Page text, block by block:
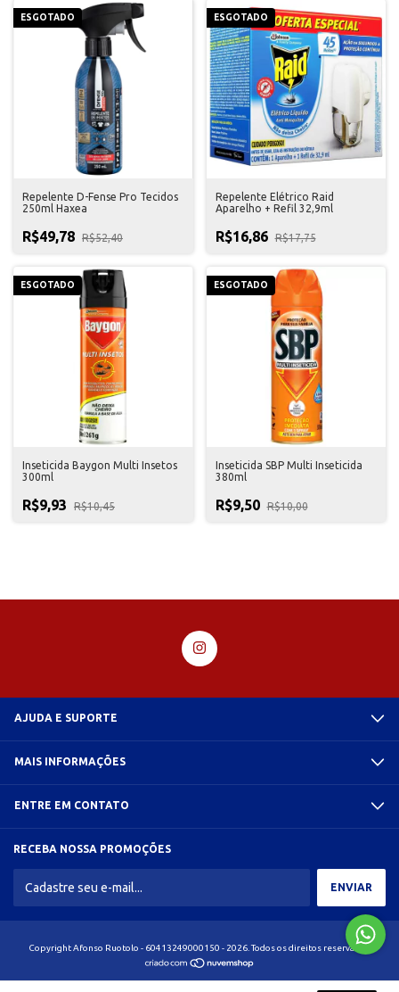
ESGOTADO
Repelente D-Fense Pro Tecidos
250ml Haxea
R$49,78 R$52,40
ESGOTADO
Repelente Elétrico Raid
Aparelho + Refil 32,9ml
R$16,86 R$17,75
ESGOTADO
Inseticida Baygon Multi Insetos
300ml
R$9,93 R$10,45
ESGOTADO
Inseticida SBP Multi Inseticida
380ml
R$9,50 R$10,00
AJUDA E SUPORTE
MAIS INFORMAÇÕES
ENTRE EM CONTATO
RECEBA NOSSA PROMOÇÕES
Copyright Afonso Ruotolo - 60413249000150 - 2026. Todos os direitos reservados.